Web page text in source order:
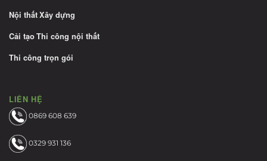
Nội thấtXây dựng
Cải tạoThi công nội thất
Thi công trọn gói
LIÊN HỆ
0869 608 639
0329 931 136